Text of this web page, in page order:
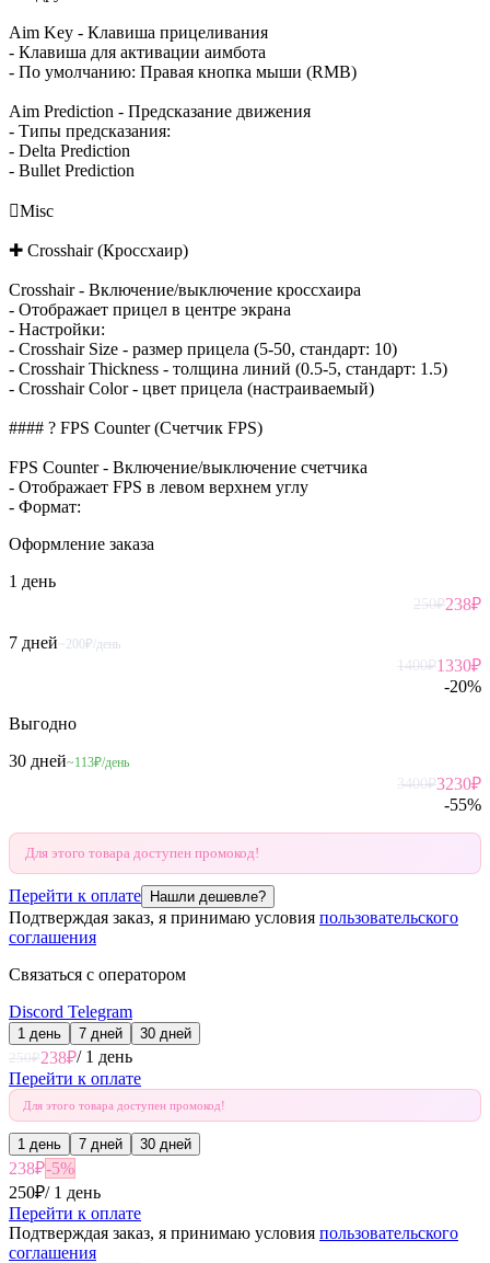
Aim Key - Клавиша прицеливания
- Клавиша для активации аимбота
- По умолчанию: Правая кнопка мыши (RMB)
Aim Prediction - Предсказание движения
- Типы предсказания:
- Delta Prediction
- Bullet Prediction
Misc
✚ Crosshair (Кроссхаир)
Crosshair - Включение/выключение кроссхаира
- Отображает прицел в центре экрана
- Настройки:
- Crosshair Size - размер прицела (5-50, стандарт: 10)
- Crosshair Thickness - толщина линий (0.5-5, стандарт: 1.5)
- Crosshair Color - цвет прицела (настраиваемый)
#### ? FPS Counter (Счетчик FPS)
FPS Counter - Включение/выключение счетчика
- Отображает FPS в левом верхнем углу
- Формат:
Оформление заказа
1 день
250₽238₽
7 дней~200₽/день
1400₽1330₽
-20%
Выгодно
30 дней~113₽/день
3400₽3230₽
-55%
Для этого товара доступен промокод!
Перейти к оплате Нашли дешевле?
Подтверждая заказ, я принимаю условия пользовательского
соглашения
Связаться с оператором
Discord Telegram
1 день 7 дней
30 дней
250₽238₽/ 1 день
Перейти к оплате
Для этого товара доступен промокод!
1 день 7 дней 30 дней
238₽-5%
250₽/ 1 день
Перейти к оплате
Подтверждая заказ, я принимаю условия пользовательского
соглашения